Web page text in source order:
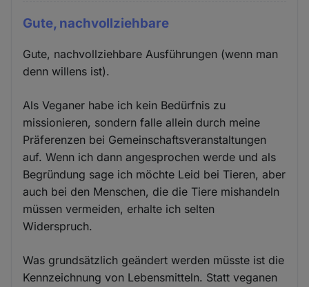
Gute, nachvollziehbare
Gute, nachvollziehbare Ausführungen (wenn man
denn willens ist).
Als Veganer habe ich kein Bedürfnis zu
missionieren, sondern falle allein durch meine
Präferenzen bei Gemeinschaftsveranstaltungen
auf. Wenn ich dann angesprochen werde und als
Begründung sage ich möchte Leid bei Tieren, aber
auch bei den Menschen, die die Tiere mishandeln
müssen vermeiden, erhalte ich selten
Widerspruch.
Was grundsätzlich geändert werden müsste ist die
Kennzeichnung von Lebensmitteln. Statt veganen